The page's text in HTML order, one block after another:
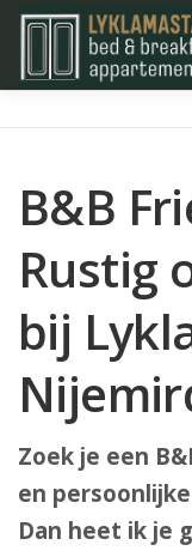
Ga
TARIEVEN &
B&B
Rustig
bij
Zoek je een
en
Dan heet ik je